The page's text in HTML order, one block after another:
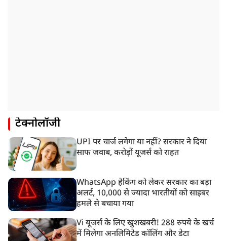
टेक्नोलॉजी
UPI पर चार्ज लगेगा या नहीं? सरकार ने दिया
साफ जवाब, करोड़ों यूजर्स को राहत
WhatsApp हैकिंग को लेकर सरकार का बड़ा
अलर्ट, 10,000 से ज्यादा भारतीयों को साइबर
हमले से बचाया गया
Vi यूजर्स के लिए खुशखबरी! 288 रुपये के खर्च
में मिलेगा अनलिमिटेड कॉलिंग और डेटा